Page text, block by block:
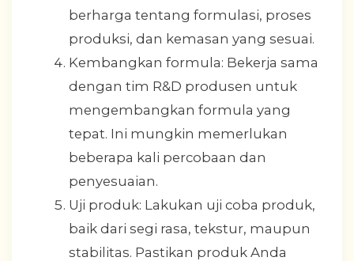
berharga tentang formulasi, proses
produksi, dan kemasan yang sesuai.
Kembangkan formula: Bekerja sama
dengan tim R&D produsen untuk
mengembangkan formula yang
tepat. Ini mungkin memerlukan
beberapa kali percobaan dan
penyesuaian.
Uji produk: Lakukan uji coba produk,
baik dari segi rasa, tekstur, maupun
stabilitas. Pastikan produk Anda